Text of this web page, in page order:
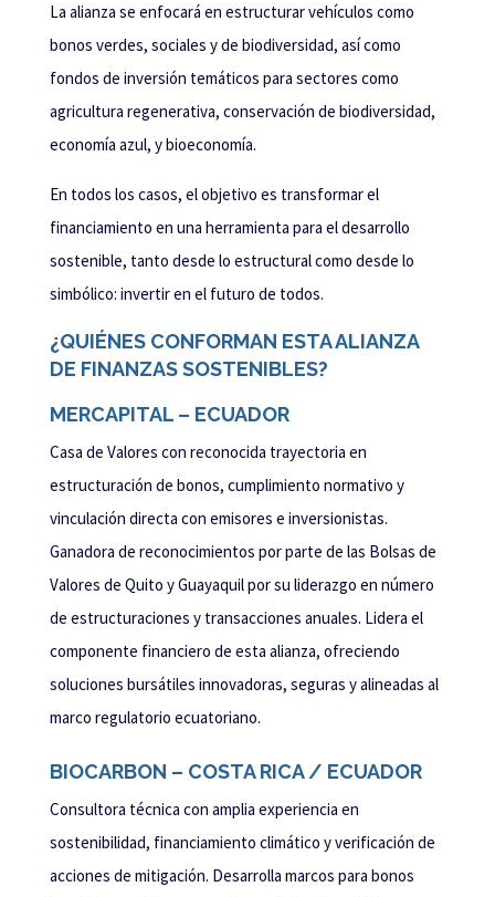
La alianza se enfocará en estructurar vehículos como
bonos verdes, sociales y de biodiversidad, así como
fondos de inversión temáticos para sectores como
agricultura regenerativa, conservación de biodiversidad,
economía azul, y bioeconomía.
En todos los casos, el objetivo es transformar el
financiamiento en una herramienta para el desarrollo
sostenible, tanto desde lo estructural como desde lo
simbólico: invertir en el futuro de todos.
¿QUIÉNES CONFORMAN ESTA ALIANZA
DE FINANZAS SOSTENIBLES?
MERCAPITAL – ECUADOR
Casa de Valores con reconocida trayectoria en
estructuración de bonos, cumplimiento normativo y
vinculación directa con emisores e inversionistas.
Ganadora de reconocimientos por parte de las Bolsas de
Valores de Quito y Guayaquil por su liderazgo en número
de estructuraciones y transacciones anuales. Lidera el
componente financiero de esta alianza, ofreciendo
soluciones bursátiles innovadoras, seguras y alineadas al
marco regulatorio ecuatoriano.
BIOCARBON – COSTA RICA / ECUADOR
Consultora técnica con amplia experiencia en
sostenibilidad, financiamiento climático y verificación de
acciones de mitigación. Desarrolla marcos para bonos